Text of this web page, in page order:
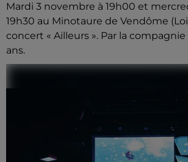
Mardi 3 novembre à 19h00 et
19h30 au Minotaure de Vendôme
concert « Ailleurs ». Par la compagnie
ans.